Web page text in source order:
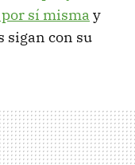
sí misma y
sigan con su